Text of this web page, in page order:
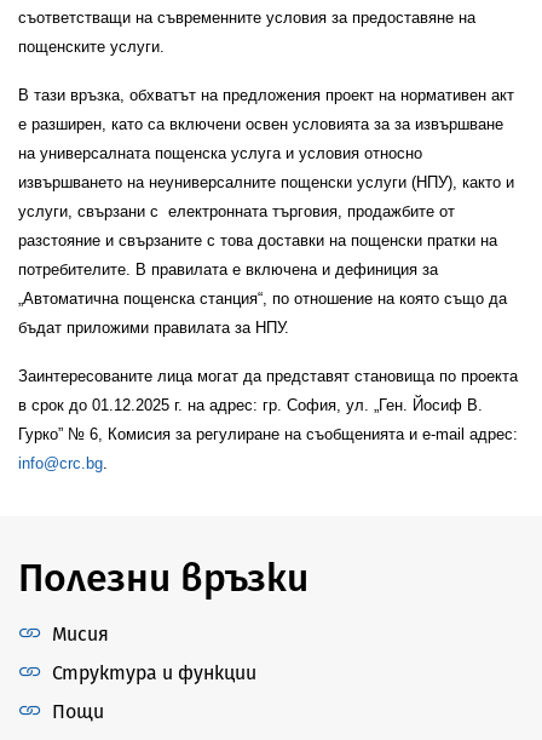
съответстващи на съвременните условия за предоставяне на
пощенските услуги.
В тази връзка, обхватът на предложения проект на нормативен акт
е разширен, като са включени освен условията за за извършване
на универсалната пощенска услуга и условия относно
извършването на неуниверсалните пощенски услуги (НПУ), както и
услуги, свързани с електронната търговия, продажбите от
разстояние и свързаните с това доставки на пощенски пратки на
потребителите. В правилата е включена и дефиниция за
„Автоматична пощенска станция“, по отношение на която също да
бъдат приложими правилата за НПУ.
Заинтересованите лица могат да представят становища по проекта
в срок до 01.12.2025 г. на адрес: гр. София, ул. „Ген. Йосиф В.
Гурко” № 6, Комисия за регулиране на съобщенията и e-mail адрес:
info@crc bg
Полезни връзки
Мисия
Структура и функции
Пощи